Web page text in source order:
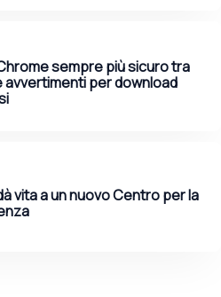
sempre più sicuro tra
avvertimenti per download
vita a un nuovo Centro per la